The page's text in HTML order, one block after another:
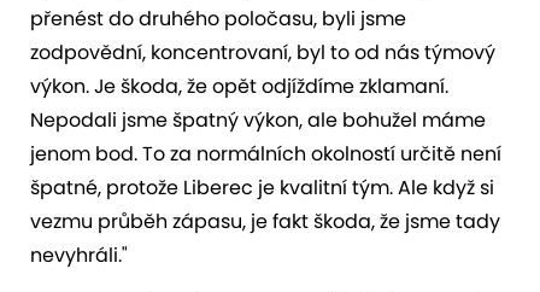
přenést do druhého poločasu, byli jsme
zodpovědní, koncentrovaní, byl to od nás týmový
výkon. Je škoda, že opět odjíždíme zklamaní.
Nepodali jsme špatný výkon, ale bohužel máme
jenom bod. To za normálních okolností určitě není
špatné, protože Liberec je kvalitní tým. Ale když si
vezmu průběh zápasu, je fakt škoda, že jsme tady
nevyhráli."